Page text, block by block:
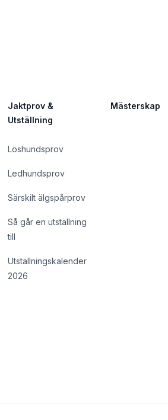
Jaktprov &
Utställning
Löshundsprov
Ledhundsprov
Särskilt älgspårprov
Så går en utställning
till
Utställningskalender
2026
Mästerskap